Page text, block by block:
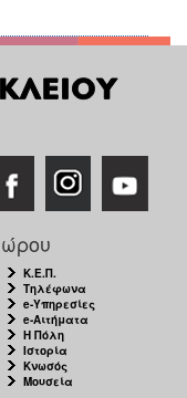
Κ.Ε.Π.
Τηλέφωνα
e-Υπηρεσίες
e-Αιτήματα
Η Πόλη
Ιστορία
Κνωσός
Μουσεία